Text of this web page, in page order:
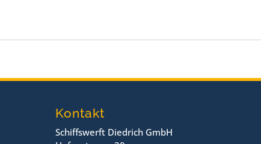
Kontakt
Schiffswerft Diedrich GmbH